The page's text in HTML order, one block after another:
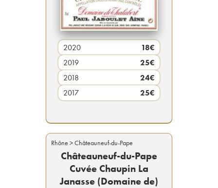
2020 18€
2019
25€
2018
24€
2017
25€
Rhône > Châteauneuf-du-Pape
Châteauneuf-du-Pape
Cuvée Chaupin La
Janasse (Domaine de)